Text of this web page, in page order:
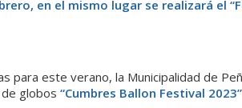
en el mismo lugar se realizará el
para este verano, la Municipalidad de
globos “Cumbres Ballon Festival 2023”